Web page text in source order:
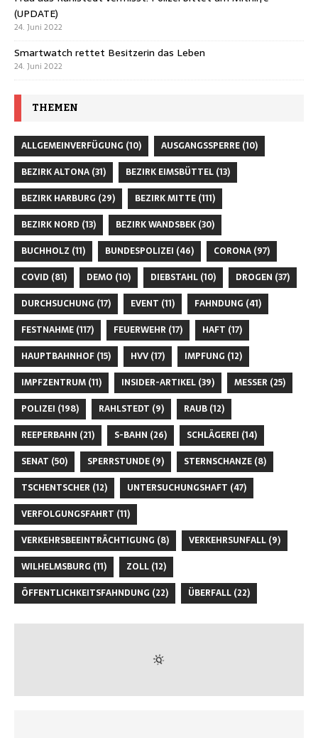
(UPDATE)
24. Juni 2022
Smartwatch rettet Besitzerin das Leben
24. Juni 2022
THEMEN
ALLGEMEINVERFÜGUNG (10) AUSGANGSSPERRE (10)
BEZIRK ALTONA (31) BEZIRK EIMSBÜTTEL (13)
BEZIRK HARBURG (29) BEZIRK MITTE (111)
BEZIRK NORD (13) BEZIRK WANDSBEK (30)
BUCHHOLZ (11) BUNDESPOLIZEI (46) CORONA (97)
COVID (81) DEMO (10) DIEBSTAHL (10) DROGEN (37)
DURCHSUCHUNG (17) EVENT (11) FAHNDUNG (41)
FESTNAHME (117) FEUERWEHR (17) HAFT (17)
HAUPTBAHNHOF (15) HVV (17) IMPFUNG (12)
IMPFZENTRUM (11) INSIDER-ARTIKEL (39) MESSER (25)
POLIZEI (198) RAHLSTEDT (9) RAUB (12)
REEPERBAHN (21) S-BAHN (26) SCHLÄGEREI (14)
SENAT (50) SPERRSTUNDE (9) STERNSCHANZE (8)
TSCHENTSCHER (12) UNTERSUCHUNGSHAFT (47)
VERFOLGUNGSFAHRT (11)
VERKEHRSBEEINTRÄCHTIGUNG (8) VERKEHRSUNFALL (9)
WILHELMSBURG (11) ZOLL (12)
ÖFFENTLICHKEITSFAHNDUNG (22) ÜBERFALL (22)